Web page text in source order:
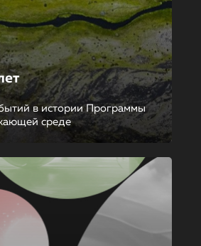
в истории Программы
среде